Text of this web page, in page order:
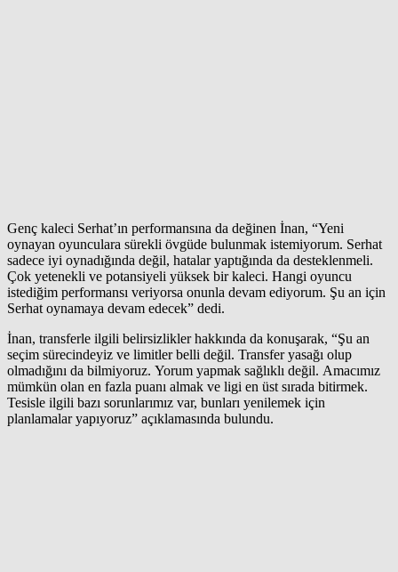
Genç kaleci Serhat’ın performansına da değinen İnan, “Yeni
oynayan oyunculara sürekli övgüde bulunmak istemiyorum. Serhat
sadece iyi oynadığında değil, hatalar yaptığında da desteklenmeli.
Çok yetenekli ve potansiyeli yüksek bir kaleci. Hangi oyuncu
istediğim performansı veriyorsa onunla devam ediyorum. Şu an için
Serhat oynamaya devam edecek” dedi.
İnan, transferle ilgili belirsizlikler hakkında da konuşarak, “Şu an
seçim sürecindeyiz ve limitler belli değil. Transfer yasağı olup
olmadığını da bilmiyoruz. Yorum yapmak sağlıklı değil. Amacımız
mümkün olan en fazla puanı almak ve ligi en üst sırada bitirmek.
Tesisle ilgili bazı sorunlarımız var, bunları yenilemek için
planlamalar yapıyoruz” açıklamasında bulundu.